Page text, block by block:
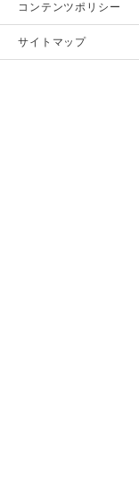
コンテンツポリシー
サイトマップ